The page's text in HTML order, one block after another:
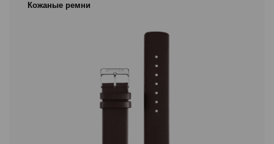
Кожаные ремни